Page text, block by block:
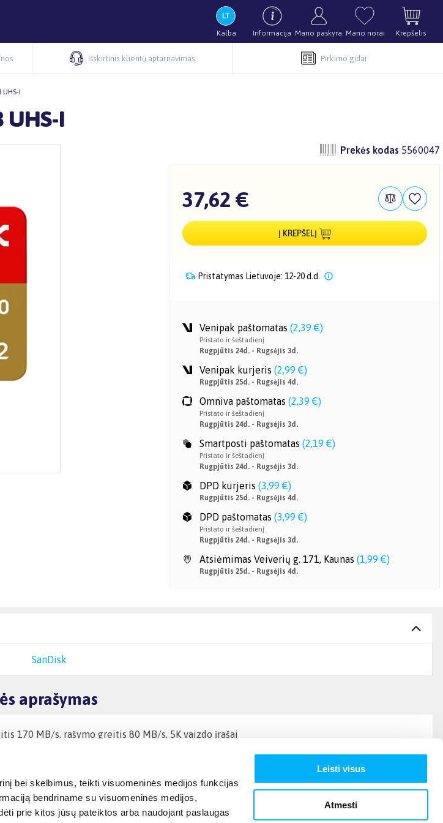
bei skelbimus, teikti visuomeninės medijos funkcijas
bendriname su visuomeninės medijos,
prie kitos jūsų pateiktos arba naudojant paslaugas
Leisti visus
Atmesti
Kalba Informacija Mano paskyra Mano norai Krepšelis
Išskirtinis klientų aptarnavimas Pirkimo gidai
UHS-I
UHS-I
Prekės kodas 5560047
37,62 €
Į KREPŠELĮ
Pristatymas Lietuvoje: 12-20 d.d.
Venipak paštomatas (2,39 €)
Pristato ir šeštadienį
Rugpjūtis 24d. - Rugsėjis 3d.
Venipak kurjeris (2,99 €)
Rugpjūtis 25d. - Rugsėjis 4d.
Omniva paštomatas (2,39 €)
Pristato ir šeštadienį
Rugpjūtis 24d. - Rugsėjis 3d.
Smartposti paštomatas (2,19 €)
Pristato ir šeštadienį
Rugpjūtis 24d. - Rugsėjis 3d.
DPD kurjeris (3,99 €)
Rugpjūtis 25d. - Rugsėjis 4d.
DPD paštomatas (3,99 €)
Pristato ir šeštadienį
Rugpjūtis 24d. - Rugsėjis 3d.
Atsiėmimas Veiverių g. 171, Kaunas (1,99 €)
Rugpjūtis 25d. - Rugsėjis 4d.
SanDisk
aprašymas
170 MB/s, rašymo greitis 80 MB/s, 5K vaizdo įrašai